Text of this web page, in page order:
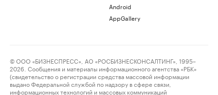
Android
AppGallery
© ООО «БИЗНЕСПРЕСС», АО «РОСБИЗНЕСКОНСАЛТИНГ», 1995–
2026. Сообщения и материалы информационного агентства «РБК»
(свидетельство о регистрации средства массовой информации
выдано Федеральной службой по надзору в сфере связи,
информационных технологий и массовых коммуникаций